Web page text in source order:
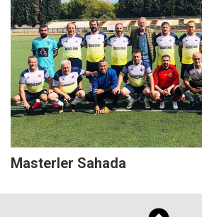
Masterler Sahada